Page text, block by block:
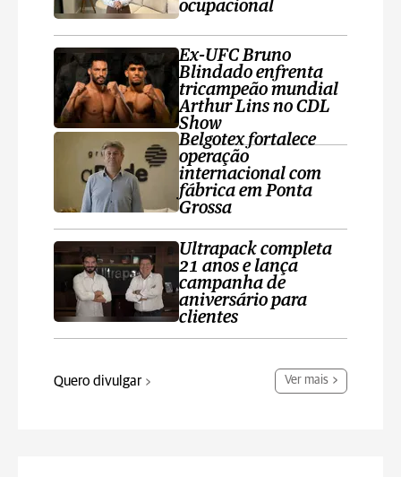
ocupacional
Ex-UFC Bruno
Blindado enfrenta
tricampeão mundial
Arthur Lins no CDL
Show
Belgotex fortalece
operação
internacional com
fábrica em Ponta
Grossa
Ultrapack completa
21 anos e lança
campanha de
aniversário para
clientes
Quero divulgar Ver mais